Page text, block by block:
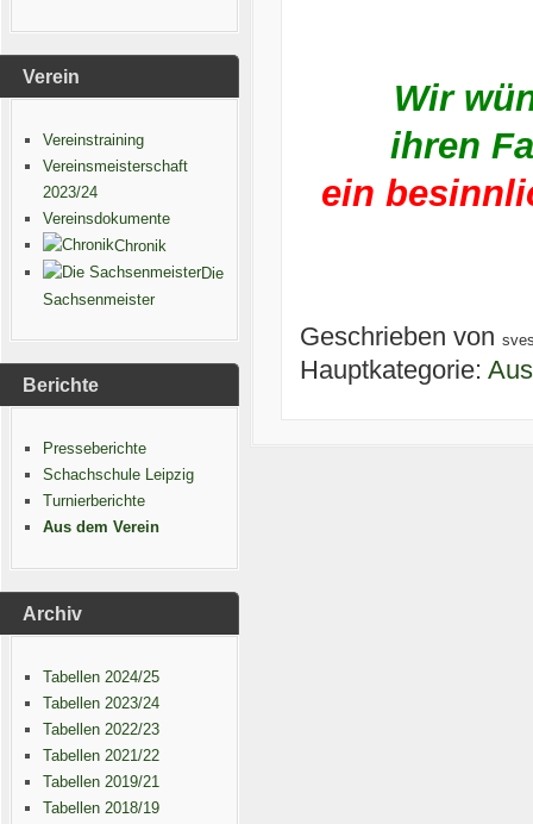
Verein
Vereinstraining
Vereinsmeisterschaft
2023/24
Vereinsdokumente
Chronik
Die
Sachsenmeister
Berichte
Presseberichte
Schachschule Leipzig
Turnierberichte
Aus dem Verein
Archiv
Tabellen 2024/25
Tabellen 2023/24
Tabellen 2022/23
Tabellen 2021/22
Tabellen 2019/21
Tabellen 2018/19
Wir
ihren
ein
Geschrieben von
Hauptkategorie: